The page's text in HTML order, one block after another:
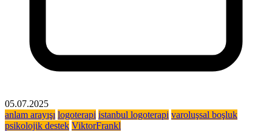
05.07.2025
anlam arayışı logoterapi istanbul logoterapi varoluşsal boşluk
psikolojik destek ViktorFrankl